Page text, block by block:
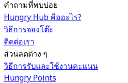
คำถามที่พบบ่อย
Hungry Hub คืออะไร?
วิธีการจองโต๊ะ
ติดต่อเรา
ส่วนลดต่าง ๆ
วิธีการรับและใช้งานคะแนน
Hungry Points